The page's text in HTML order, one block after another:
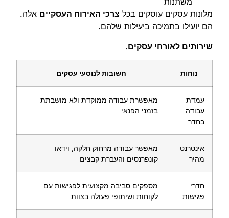
מלונות עסקים עוסקים בכל צרכי האירוח העסקיים אלה.
הם יועילו בתמיכה ביעילות שלהם.
שירותים לאורחי עסקים.
נוחות חשובות לנוסעי עסקים
עמדת
עבודה
בחדר
מאפשרת עבודה ממוקדת ולא מושבתת
בזמני הפנאי
אינטרנט
מהיר
מאפשר עבודה מרחוק חלקה, וידאו
קונפרנסים והעברת קבצים
חדרי
פגישות
מספקים סביבה מקצועית לפגישות עם
לקוחות ושיתופי פעולה בצוות